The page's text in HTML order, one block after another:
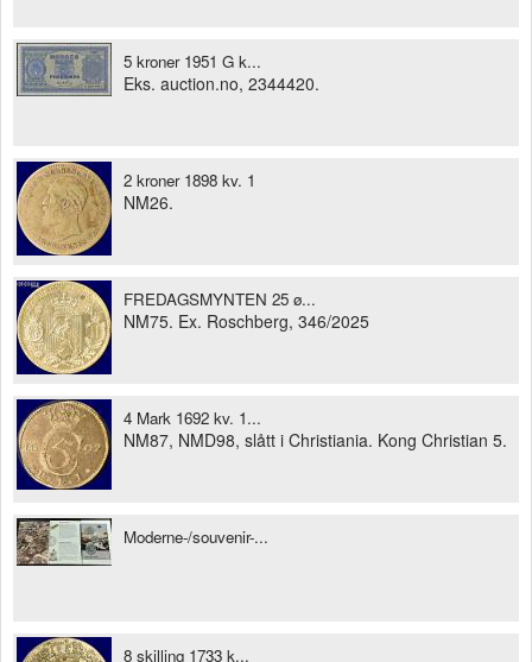
5 kroner 1951 G k...
Eks. auction.no, 2344420.
2 kroner 1898 kv. 1
NM26.
FREDAGSMYNTEN 25 ø...
NM75. Ex. Roschberg, 346/2025
4 Mark 1692 kv. 1...
NM87, NMD98, slått i Christiania. Kong Christian 5.
Moderne-/souvenir-...
8 skilling 1733 k...